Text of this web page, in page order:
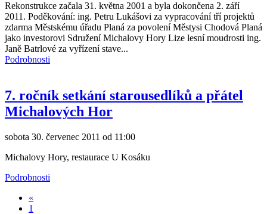
Rekonstrukce začala 31. května 2001 a byla dokončena 2. září
2011. Poděkování: ing. Petru Lukášovi za vypracování tří projektů
zdarma Městskému úřadu Planá za povolení Městysi Chodová Planá
jako investorovi Sdružení Michalovy Hory Lize lesní moudrosti ing.
Janě Batrlové za vyřízení stave...
Podrobnosti
7. ročník setkání starousedlíků a přátel
Michalových Hor
sobota 30. červenec 2011 od 11:00
Michalovy Hory, restaurace U Kosáku
Podrobnosti
«
1